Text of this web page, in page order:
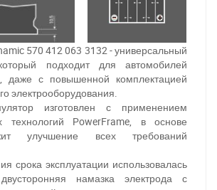
570 412 063 3132 - универсальный
подходит для автомобилей
даже с повышенной комплектацией
электрооборудования.
изготовлен с применением
технологий PowerFrame, в основе
улучшение всех требований
срока эксплуатации использовалась
намазка электрода с